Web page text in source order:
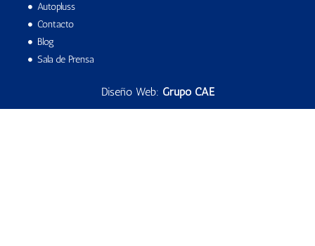
Autopluss
Contacto
Blog
Sala de Prensa
Diseño Web: Grupo CAE